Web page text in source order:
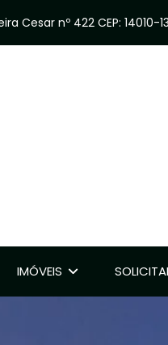
Cesar nº 422 CEP: 14010-
IMÓVEIS